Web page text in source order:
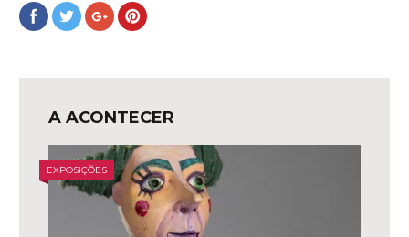
Partilhar
no
Partilhar
no
Partilhar
no
Partilhar
no
A ACONTECER
EXPOSIÇÕES